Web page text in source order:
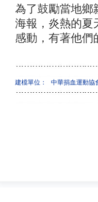
為了鼓勵當地鄉
海報，炎熱的夏
感動，有著他們
建檔單位： 中華捐血運動協